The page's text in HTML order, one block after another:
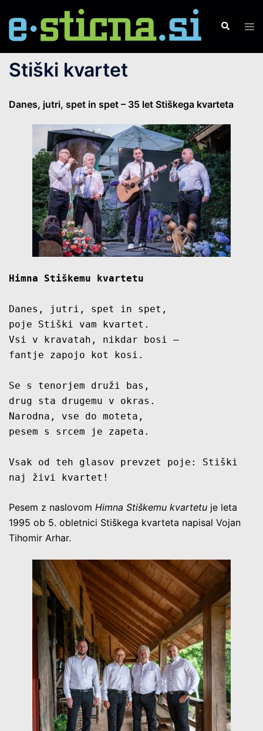
content
Search
Stiški kvartet
Danes, jutri, spet in spet – 35 let Stiškega kvarteta
Himna Stiškemu kvartetu
Danes, jutri, spet in spet,
poje Stiški vam kvartet.
Vsi v kravatah, nikdar bosi –
fantje zapojo kot kosi.
Se s tenorjem druži bas,
drug sta drugemu v okras.
Narodna, vse do moteta,
pesem s srcem je zapeta.
Vsak od teh glasov prevzet poje: Stiški
naj živi kvartet!
Pesem z naslovom Himna Stiškemu kvartetu je leta
1995 ob 5. obletnici Stiškega kvarteta napisal Vojan
Tihomir Arhar.